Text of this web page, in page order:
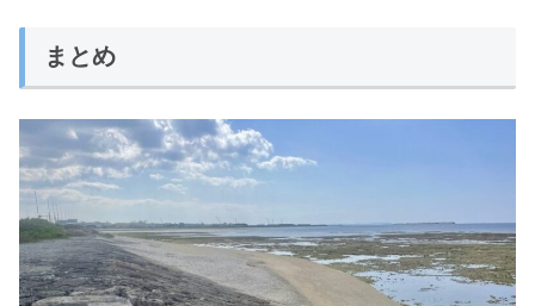
まとめ